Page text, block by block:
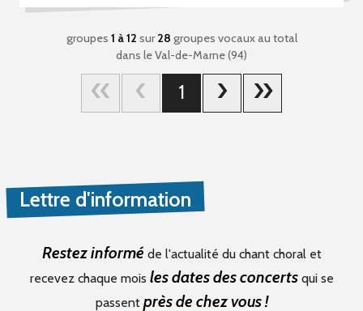
groupes 1 à 12 sur28 groupes vocaux au total
dans le Val-de-Marne (94)
1
Lettre d'information
Restez informé de l'actualité du chant choral et
recevez chaque mois les dates des concertsqui se
passent près de chez vous !